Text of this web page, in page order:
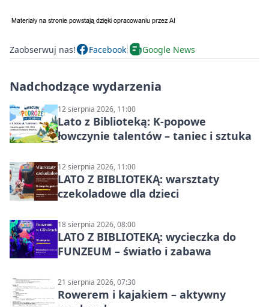
Zaobserwuj nas! Facebook Google News
Nadchodzące wydarzenia
12 sierpnia 2026, 11:00
Lato z Biblioteką: K-popowe
łowczynie talentów – taniec i sztuka
12 sierpnia 2026, 11:00
LATO Z BIBLIOTEKĄ: warsztaty
czekoladowe dla dzieci
18 sierpnia 2026, 08:00
LATO Z BIBLIOTEKĄ: wycieczka do
FUNZEUM – światło i zabawa
21 sierpnia 2026, 07:30
Rowerem i kajakiem – aktywny